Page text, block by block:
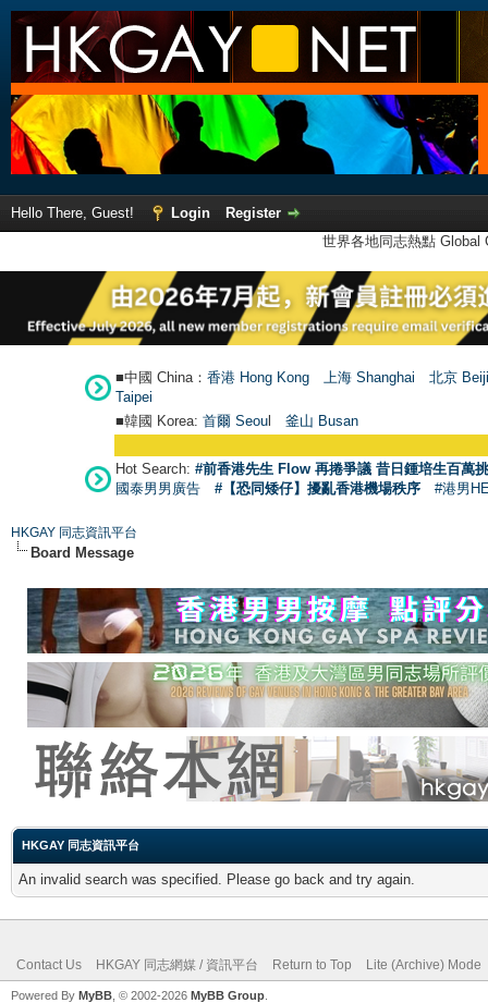
Hello There, Guest! Login
Register
世界各地同志熱點
■中國 China： 香港 Hong Kong 上海 Shanghai
北京
Taipei
■韓國 Korea: 首爾 Seoul 釜山 Busan
Hot Search: #前香港先生 Flow 再捲爭議 昔日鍾培生百萬
國泰男男廣告
#【恐同矮仔】擾亂香港機場秩序 #港男
HKGAY 同志資訊平台
Board Message
HKGAY 同志資訊平台
An invalid search was specified. Please go back and try again.
Contact Us HKGAY 同志網媒 / 資訊平台 Return to Top Lite (Archive) Mode
Powered By MyBB , © 2002-2026 MyBB Group